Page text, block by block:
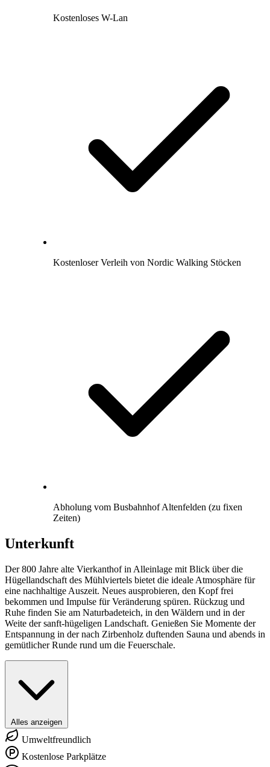
Kostenloses W-Lan
Kostenloser Verleih von Nordic Walking Stöcken
Abholung vom Busbahnhof Altenfelden (zu fixen
Zeiten)
Unterkunft
Der 800 Jahre alte Vierkanthof in Alleinlage mit Blick über die
Hügellandschaft des Mühlviertels bietet die ideale Atmosphäre für
eine nachhaltige Auszeit. Neues ausprobieren, den Kopf frei
bekommen und Impulse für Veränderung spüren. Rückzug und
Ruhe finden Sie am Naturbadeteich, in den Wäldern und in der
Weite der sanft-hügeligen Landschaft. Genießen Sie Momente der
Entspannung in der nach Zirbenholz duftenden Sauna und abends in
gemütlicher Runde rund um die Feuerschale.
Alles anzeigen
Umweltfreundlich
Kostenlose Parkplätze